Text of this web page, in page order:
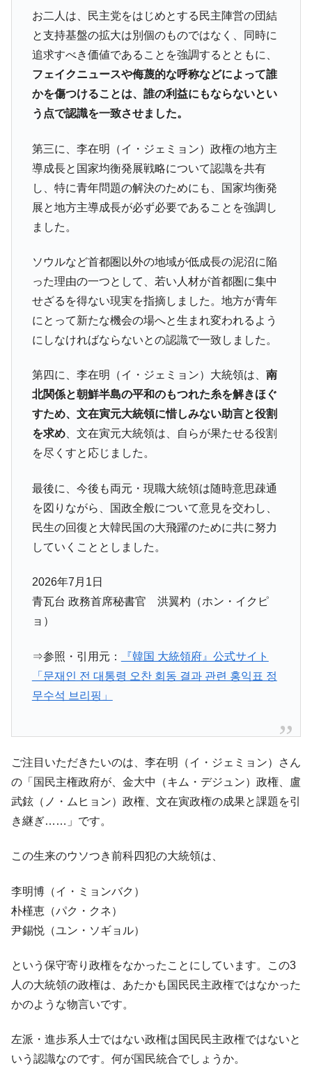
お二人は、民主党をはじめとする民主陣営の団結
と支持基盤の拡大は別個のものではなく、同時に
追求すべき価値であることを強調するとともに、
フェイクニュースや侮蔑的な呼称などによって誰
かを傷つけることは、誰の利益にもならないとい
う点で認識を一致させました。
第三に、李在明（イ・ジェミョン）政権の地方主
導成長と国家均衡発展戦略について認識を共有
し、特に青年問題の解決のためにも、国家均衡発
展と地方主導成長が必ず必要であることを強調し
ました。
ソウルなど首都圏以外の地域が低成長の泥沼に陥
った理由の一つとして、若い人材が首都圏に集中
せざるを得ない現実を指摘しました。地方が青年
にとって新たな機会の場へと生まれ変われるよう
にしなければならないとの認識で一致しました。
第四に、李在明（イ・ジェミョン）大統領は、 南
北関係と朝鮮半島の平和のもつれた糸を解きほぐ
すため、文在寅元大統領に惜しみない助言と役割
を求め、文在寅元大統領は、自らが果たせる役割
を尽くすと応じました。
最後に、今後も両元・現職大統領は随時意思疎通
を図りながら、国政全般について意見を交わし、
民生の回復と大韓民国の大飛躍のために共に努力
していくこととしました。
2026年7月1日
青瓦台 政務首席秘書官 洪翼杓（ホン・イクピ
ョ）
⇒参照・引用元：
『韓国 大統領府』公式サイト
「문재인 전 대통령 오찬 회동 결과 관련 홍익표 정
무수석 브리핑」
ご注目いただきたいのは、李在明（イ・ジェミョン）さん
の「国民主権政府が、金大中（キム・デジュン）政権、盧
武鉉（ノ・ムヒョン）政権、文在寅政権の成果と課題を引
き継ぎ……」です。
この生来のウソつき前科四犯の大統領は、
李明博（イ・ミョンバク）
朴槿恵（パク・クネ）
尹錫悦（ユン・ソギョル）
という保守寄り政権をなかったことにしています。この3
人の大統領の政権は、あたかも国民民主政権ではなかった
かのような物言いです。
左派・進歩系人士ではない政権は国民民主政権ではないと
いう認識なのです。何が国民統合でしょうか。